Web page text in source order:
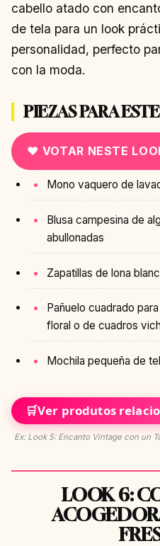
cabello atado con
de tela para un look
personalidad, perfecto
con la moda.
PIEZAS PARA
♥ VOTAR NESTE
Mono vaquero de
Blusa campesina de
abullonadas
Zapatillas de lona
Pañuelo cuadrado
floral o de cuadros
Mochila pequeña de
🛒Ver produtos
Ex: Look 5: Encanto Vintage con un
LOOK 6: